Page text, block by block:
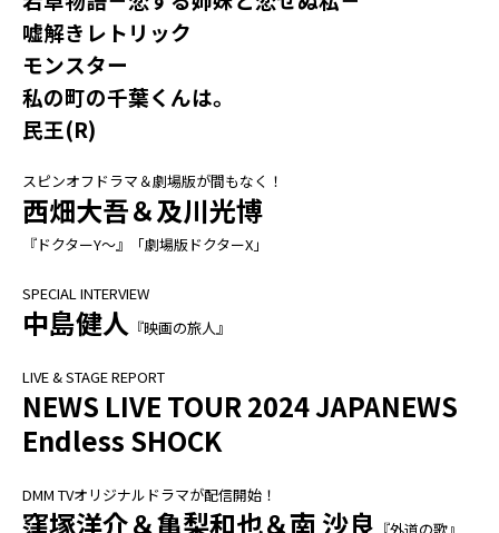
嘘解きレトリック
モンスター
私の町の千葉くんは。
民王(R)
スピンオフドラマ＆劇場版が間もなく！
西畑大吾＆及川光博
『ドクターY～』「劇場版ドクターX」
SPECIAL INTERVIEW
中島健人 『映画の旅人』
LIVE & STAGE REPORT
NEWS LIVE TOUR 2024 JAPANEWS
Endless SHOCK
DMM TVオリジナルドラマが配信開始！
窪塚洋介＆亀梨和也＆南 沙良